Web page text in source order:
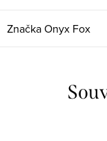
ZnačkaOnyx Fox